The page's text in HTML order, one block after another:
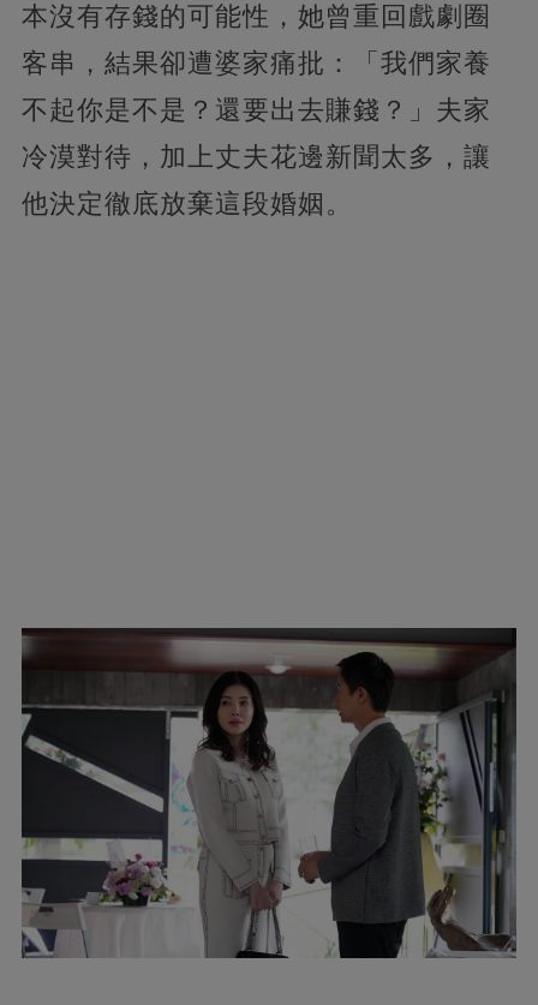
本沒有存錢的可能性，她曾重回戲劇圈
客串，結果卻遭婆家痛批：「我們家養
不起你是不是？還要出去賺錢？」夫家
冷漠對待，加上丈夫花邊新聞太多，讓
他決定徹底放棄這段婚姻。